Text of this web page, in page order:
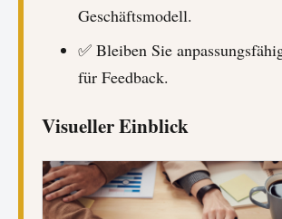
Geschäftsmodell.
✅ Bleiben Sie
für Feedback.
Visueller Einblick